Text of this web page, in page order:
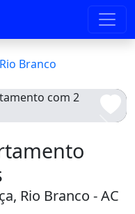
Rio Branco
Rio Branco - AC